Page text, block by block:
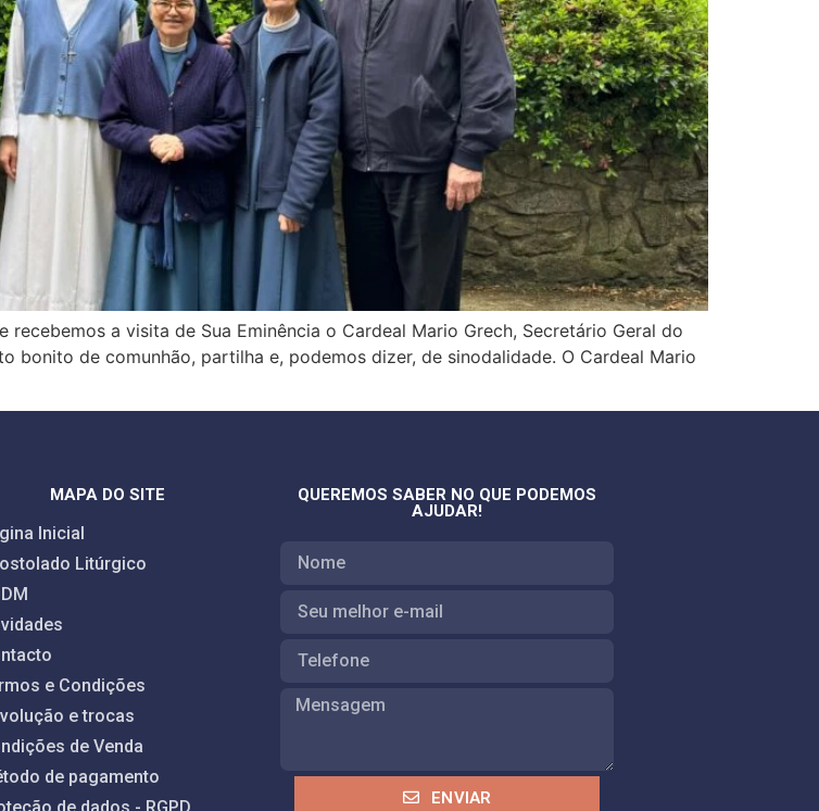
a visita de Sua Eminência o Cardeal Mario Grech, Secretário Geral do
bonito de comunhão, partilha e, podemos dizer, de sinodalidade. O Cardeal Mario
MAPA DO SITE
Inicial
Litúrgico
e Condições
e trocas
de Venda
de pagamento
QUEREMOS SABER NO QUE PODEMOS
AJUDAR!
ENVIAR